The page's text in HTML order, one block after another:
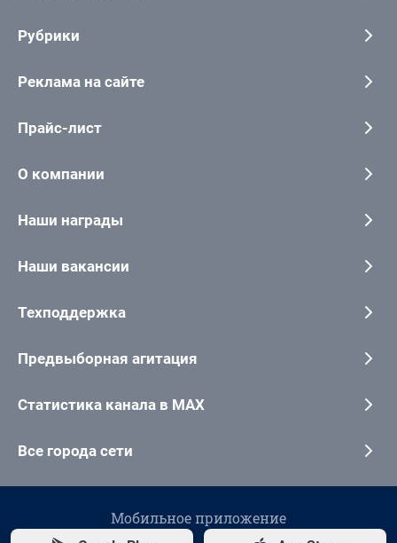
Рубрики
Реклама на сайте
Прайс-лист
О компании
Наши награды
Наши вакансии
Техподдержка
Предвыборная агитация
Статистика канала в MAX
Все города сети
Мобильное приложение